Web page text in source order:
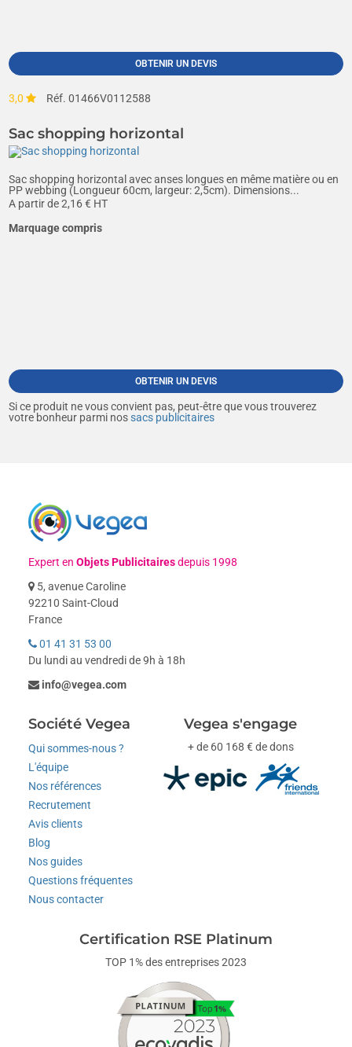
OBTENIR UN DEVIS
3,0 Réf. 01466V0112588
Sac shopping horizontal
Sac shopping horizontal avec anses longues en même matière ou en
PP webbing (Longueur 60cm, largeur: 2,5cm). Dimensions...
A partir de2,16€ HT
Marquage compris
OBTENIR UN DEVIS
Si ce produit ne vous convient pas, peut-être que vous trouverez
votre bonheur parmi nossacs publicitaires
Expert enObjets Publicitairesdepuis 1998
5, avenue Caroline
92210 Saint-Cloud
France
01 41 31 53 00
Du lundi au vendredi de 9h à 18h
info@vegea.com
Société Vegea
Qui sommes-nous ?
L'équipe
Nos références
Recrutement
Avis clients
Blog
Nos guides
Questions fréquentes
Nous contacter
Vegea s'engage
+ de 60 168 € de dons
Certification RSE Platinum
TOP 1% des entreprises 2023